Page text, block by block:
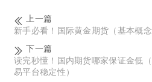
上一篇
新手必看！国际黄金期货（基本概
下一篇
读完秒懂！国内期货哪家保证金低
易平台稳定性）